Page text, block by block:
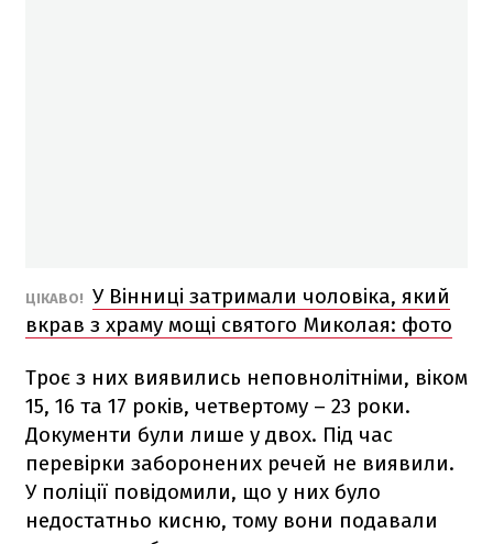
ЦІКАВО! У Вінниці затримали чоловіка, який
вкрав з храму мощі святого Миколая: фото
Троє з них виявились неповнолітніми, віком
15, 16 та 17 років, четвертому – 23 роки.
Документи були лише у двох. Під час
перевірки заборонених речей не виявили.
У поліції повідомили, що у них було
недостатньо кисню, тому вони подавали